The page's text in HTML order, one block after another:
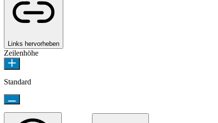
Links hervorheben
Zeilenhöhe
Standard